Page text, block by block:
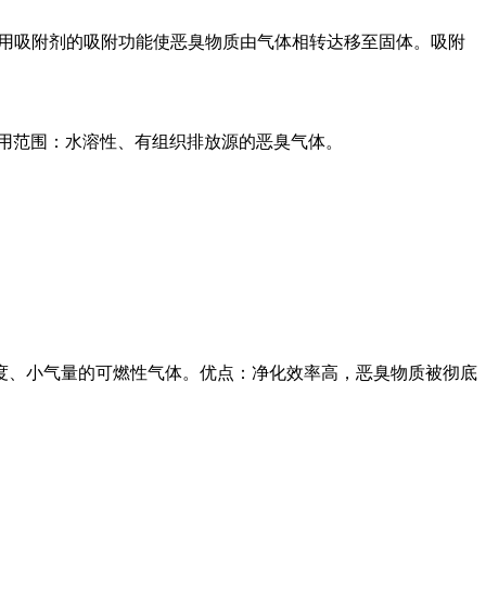
吸附剂的吸附功能使恶臭物质由气体相转达移至固体。吸附
围：水溶性、有组织排放源的恶臭气体。
小气量的可燃性气体。优点：净化效率高，恶臭物质被彻底